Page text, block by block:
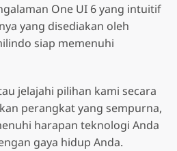
One UI 6 yang intuitif
yang disediakan oleh
siap memenuhi
jelajahi pilihan kami secara
perangkat yang sempurna,
harapan teknologi Anda
gaya hidup Anda.